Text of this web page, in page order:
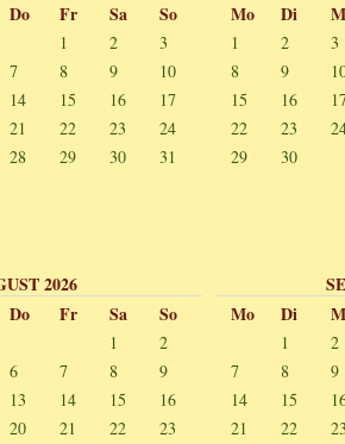
Do Fr Sa So
1 2
3
7 8 9
10
14 15 16
17
21 22 23
24
28 29 30 31
Mo Di
1 2
3
8
9
15
16
22
23
29
30
2026
Do Fr Sa So
1
2
6 7 8
9
13 14 15
16
20 21 22
23
Mo
Di
1
2
7
8
9
14
15
21
22